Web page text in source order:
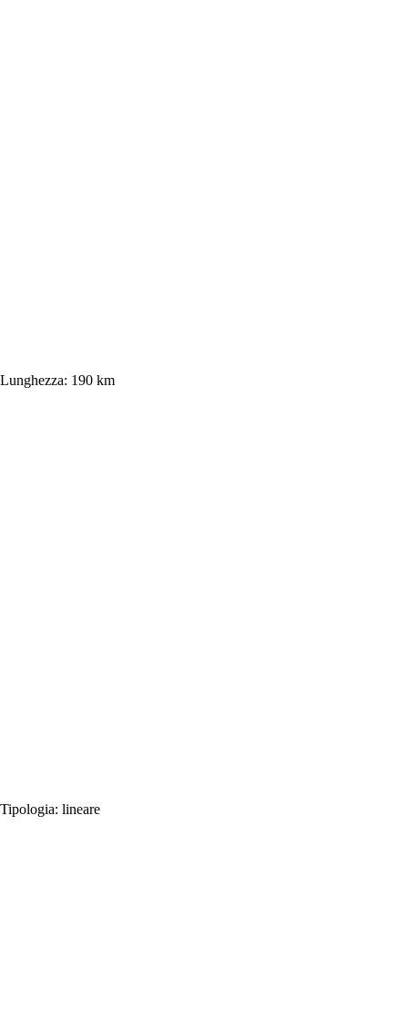
Lunghezza: 190 km
Tipologia: lineare